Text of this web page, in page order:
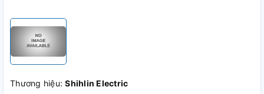
Thương hiệu:Shihlin Electric